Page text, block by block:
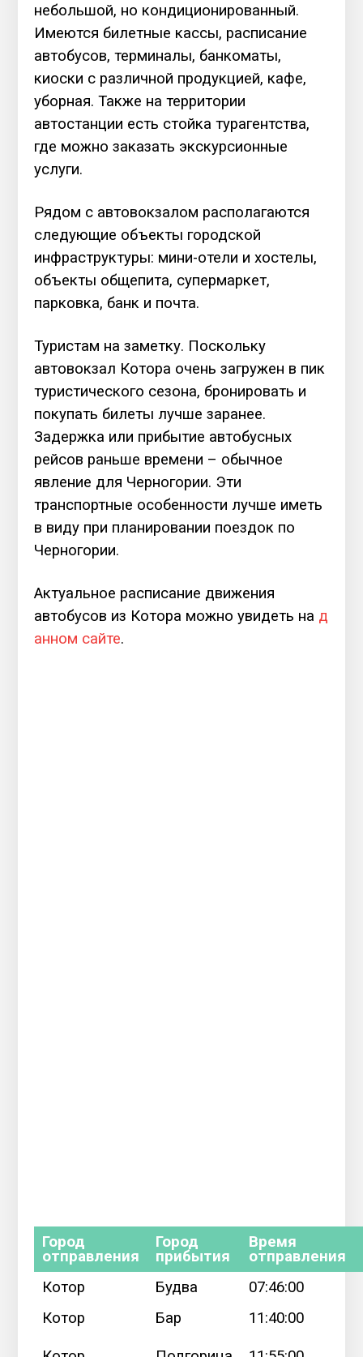
небольшой, но кондиционированный.
Имеются билетные кассы, расписание
автобусов, терминалы, банкоматы,
киоски с различной продукцией, кафе,
уборная. Также на территории
автостанции есть стойка турагентства,
где можно заказать экскурсионные
услуги.
Рядом с автовокзалом располагаются
следующие объекты городской
инфраструктуры: мини-отели и хостелы,
объекты общепита, супермаркет,
парковка, банк и почта.
Туристам на заметку. Поскольку
автовокзал Котора очень загружен в пик
туристического сезона, бронировать и
покупать билеты лучше заранее.
Задержка или прибытие автобусных
рейсов раньше времени – обычное
явление для Черногории. Эти
транспортные особенности лучше иметь
в виду при планировании поездок по
Черногории.
Актуальное расписание движения
автобусов из Котора можно увидеть на д
анном сайте.
Город
отправления
Город
прибытия
Время
отправления
Котор
Будва 07:46:00
Котор
Бар 11:40:00